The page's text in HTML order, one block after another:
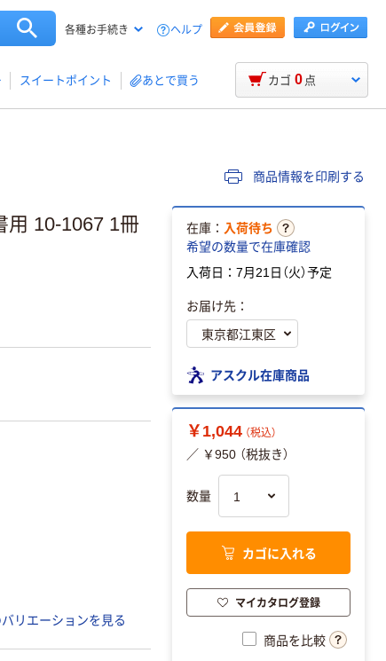
各種お手続き ヘルプ
スイートポイント あとで買う カゴ 0 点
商品情報を印刷する
用 10-1067 1冊
リエーションを見る
在庫： 入荷待ち
希望の数量で在庫確認
入荷日：7月21日（火）予定
お届け先：
アスクル在庫商品
￥1,044 （税込）
／ ￥950 （税抜き）
数量
カゴに入れる
マイカタログ登録
商品を比較